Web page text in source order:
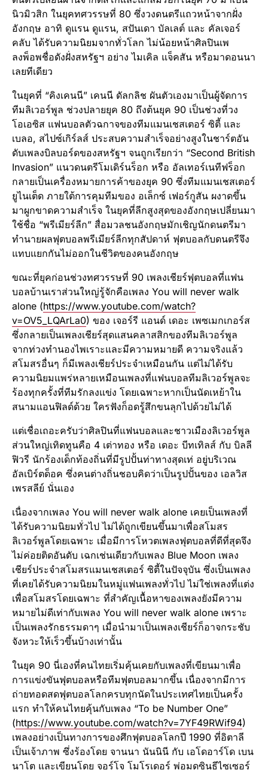
นิวมิวสิก ในยุคทศวรรษที่ 80 ซึ่งวงดนตรีแถวหน้าจากฝั่ง
อังกฤษ อาทิ ดูแรน ดูแรน, สปันเดา บัลเลต์ และ คัลเจอร์
คลับ ได้รับความนิยมจากทั่วโลก ไม่น้อยหน้าศิลปินเพ
ลงพ็อพชื่อดังฝั่งสหรัฐฯ อย่าง ไมเคิล แจ็คสัน หรือมาดอนนา
เลยทีเดียว
ในยุคที่ “คิงเคนนี” เคนนี ดัลกลิช ผันตัวเองมาเป็นผู้จัดการ
ทีมลิเวอร์พูล ช่วงปลายยุค 80 ถึงต้นยุค 90 เป็นช่วงที่วง
โอเอซิส แฟนบอลตัวฉกาจของทีมแมนเชสเตอร์ ซิตี้ และ
เบลอ, สไปซ์เกิร์ลส์ ประสบความสำเร็จอย่างสูงในชาร์ตอัน
ดับเพลงบิลบอร์ดของสหรัฐฯ จนถูกเรียกว่า “Second British
Invasion” แนวดนตรีโมเดิร์นร็อก หรือ อัลเทอร์เนทีฟร็อก
กลายเป็นเครื่องหมายการค้าของยุค 90 ซึ่งทีมแมนเชสเตอร์
ยูไนเต็ด ภายใต้การคุมทีมของ อเล็กซ์ เฟอร์กูสัน ผงาดขึ้น
มาผูกขาดความสำเร็จ ในยุคที่ลีกสูงสุดของอังกฤษเปลี่ยนมา
ใช้ชื่อ “พรีเมียร์ลีก” สื่อมวลชนอังกฤษมักเชิญนักดนตรีมา
ทำนายผลฟุตบอลพรีเมียร์ลีกทุกสัปดาห์ ฟุตบอลกับดนตรีจึง
แทบแยกกันไม่ออกในชีวิตของคนอังกฤษ
ขณะที่ยุคก่อนช่วงทศวรรษที่ 90 เพลงเชียร์ฟุตบอลที่แฟน
บอลบ้านเราส่วนใหญ่รู้จักคือเพลง You will never walk
alone (https://www.youtube.com/watch?
v=OV5_LQArLa0) ของ เจอร์รี แอนด์ เดอะ เพซเมกเกอร์ส
ซึ่งกลายเป็นเพลงเชียร์สุดแสนคลาสสิกของทีมลิเวอร์พูล
จากท่วงทำนองไพเราะและมีความหมายดี ความจริงแล้ว
สโมสรอื่นๆ ก็มีเพลงเชียร์ประจำเหมือนกัน แต่ไม่ได้รับ
ความนิยมแพร่หลายเหมือนเพลงที่แฟนบอลทีมลิเวอร์พูลจะ
ร้องทุกครั้งที่ทีมรักลงแข่ง โดยเฉพาะหากเป็นนัดเหย้าใน
สนามแอนฟิลด์ด้วย ใครฟังก็อดรู้สึกขนลุกไปด้วยไม่ได้
แต่เชื่อเถอะครับว่าศิลปินที่แฟนบอลและชาวเมืองลิเวอร์พูล
ส่วนใหญ่เทิดทูนคือ 4 เต่าทอง หรือ เดอะ บีทเทิลส์ กับ บิลลี
ฟิวรี นักร้องเด็กท้องถิ่นที่มีรูปปั้นท่าทางสุดเท่ อยู่บริเวณ
อัลเบิร์ตด็อค ซึ่งคนต่างถิ่นชอบคิดว่าเป็นรูปปั้นของ เอลวิส
เพรสลีย์ นั่นเอง
เนื่องจากเพลง You will never walk alone เคยเป็นเพลงที่
ได้รับความนิยมทั่วไป ไม่ได้ถูกเขียนขึ้นมาเพื่อสโมสร
ลิเวอร์พูลโดยเฉพาะ เมื่อมีการโหวตเพลงฟุตบอลที่ดีที่สุดจึง
ไม่ค่อยติดอันดับ เฉกเช่นเดียวกับเพลง Blue Moon เพลง
เชียร์ประจำสโมสรแมนเชสเตอร์ ซิตี้ในปัจจุบัน ซึ่งเป็นเพลง
ที่เคยได้รับความนิยมในหมู่แฟนเพลงทั่วไป ไม่ใช่เพลงที่แต่ง
เพื่อสโมสรโดยเฉพาะ ที่สำคัญเนื้อหาของเพลงยังมีความ
หมายไม่ดีเท่ากับเพลง You will never walk alone เพราะ
เป็นเพลงรักธรรมดาๆ เมื่อนำมาเป็นเพลงเชียร์ก็อาจกระชับ
จังหวะให้เร็วขึ้นบ้างเท่านั้น
ในยุค 90 นี่เองที่คนไทยเริ่มคุ้นเคยกับเพลงที่เขียนมาเพื่อ
การแข่งขันฟุตบอลหรือทีมฟุตบอลมากขึ้น เนื่องจากมีการ
ถ่ายทอดสดฟุตบอลโลกครบทุกนัดในประเทศไทยเป็นครั้ง
แรก ทำให้คนไทยคุ้นกับเพลง “To be Number One”
(https://www.youtube.com/watch?v=7YF49RWif94)
เพลงอย่างเป็นทางการของศึกฟุตบอลโลกปี 1990 ที่อิตาลี
เป็นเจ้าภาพ ซึ่งร้องโดย จานนา นันนินี กับ เอโดอาร์โด เบน
นาโต และเขียนโดย จอร์โจ โมโรเดอร์ พ่อมดซินธีไซเซอร์